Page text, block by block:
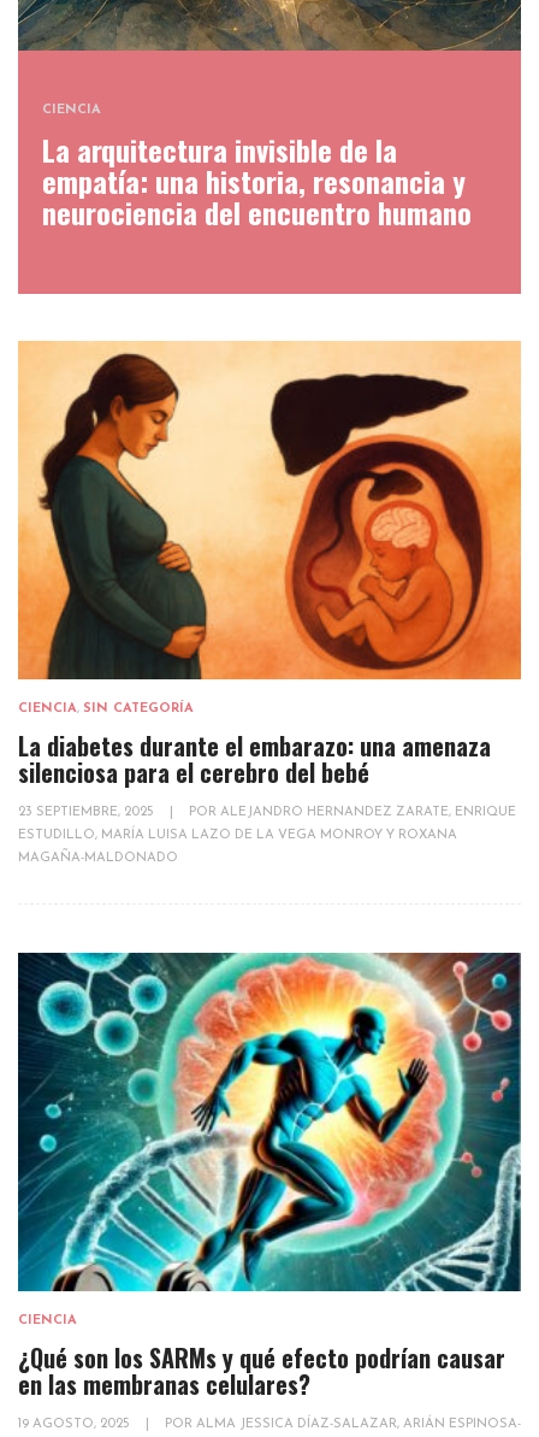
CIENCIA
La arquitectura invisible de la
empatía: una historia, resonancia y
neurociencia del encuentro humano
CIENCIA, SIN CATEGORÍA
La diabetes durante el embarazo: una amenaza
silenciosa para el cerebro del bebé
23 SEPTIEMBRE, 2025 POR ALEJANDRO HERNANDEZ ZARATE, ENRIQUE
ESTUDILLO, MARÍA LUISA LAZO DE LA VEGA MONROY Y ROXANA
MAGAÑA-MALDONADO
CIENCIA
¿Qué son los SARMs y qué efecto podrían causar
en las membranas celulares?
19 AGOSTO, 2025 POR ALMA JESSICA DÍAZ-SALAZAR, ARIÁN ESPINOSA-